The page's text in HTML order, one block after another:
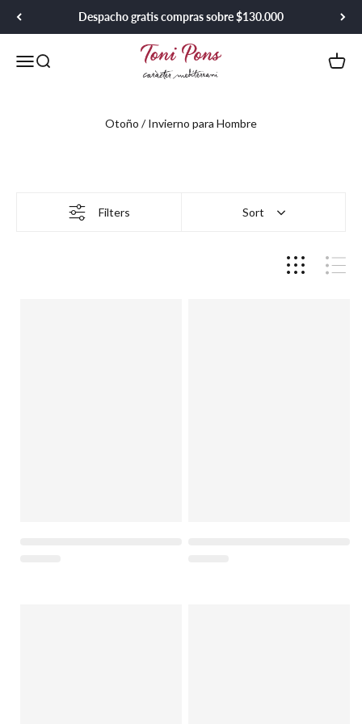
Despacho gratis compras sobre $130.000
MenúBuscar
Toni Pons Chile
Carrito
Filters Sort